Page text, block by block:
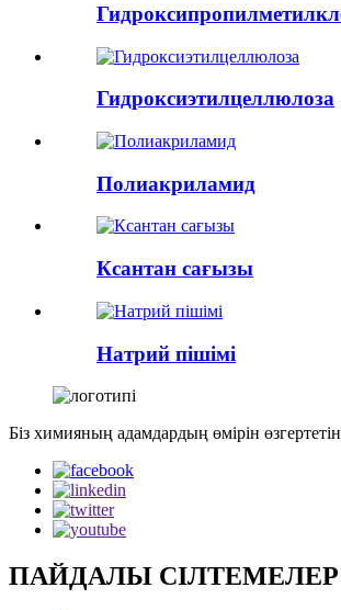
Гидроксиэтилцеллюлоза
Полиакриламид
Ксантан сағызы
Натрий пішімі
Біз химияның адамдардың өмірін
ПАЙДАЛЫ СІЛТЕМЕЛЕР